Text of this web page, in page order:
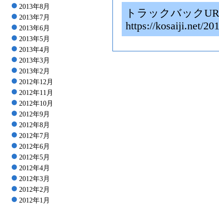
2013年8月
2013年7月
2013年6月
2013年5月
2013年4月
2013年3月
2013年2月
2012年12月
2012年11月
2012年10月
2012年9月
2012年8月
2012年7月
2012年6月
2012年5月
2012年4月
2012年3月
2012年2月
2012年1月
トラックバック
https://kosaiji.net/